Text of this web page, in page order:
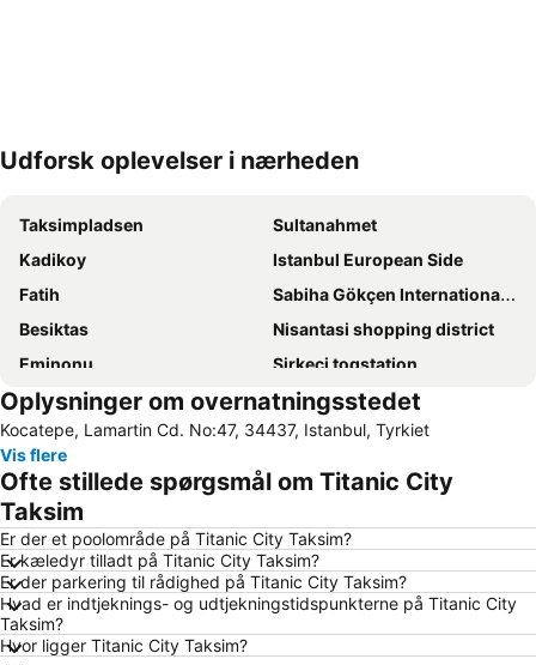
Udvid kort
Udforsk oplevelser i nærheden
Taksimpladsen
Sultanahmet
Kadikoy
Istanbul European Side
Fatih
Sabiha Gökçen Internationale lufthavn
Besiktas
Nisantasi shopping district
Eminonu
Sirkeci togstation
Den blå Moske (Sultanahmet) Istanbul Anatolian Side
Istanbul Airport
Karakoy Limani
Den store Bazar istanbul
Galata-tårnet
Taksim Metro Station
Den blå Moske (Sultanahmet) Galata
Sirkeci Tren Gari
Aksaray Metrostation
Taksim Gezi Parki
Istiklalgaden
Uskudar
Oplysninger om overnatningsstedet
Kocatepe, Lamartin Cd. No:47, 34437, Istanbul, Tyrkiet
Vis flere
Ofte stillede spørgsmål om Titanic City
Taksim
Er der et poolområde på Titanic City Taksim?
Er kæledyr tilladt på Titanic City Taksim?
Er der parkering til rådighed på Titanic City Taksim?
Hvad er indtjeknings- og udtjekningstidspunkterne på Titanic City
Taksim?
Hvor ligger Titanic City Taksim?